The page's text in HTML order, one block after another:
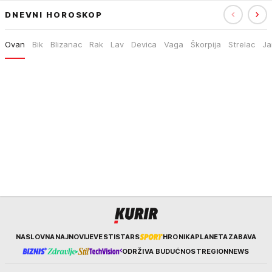
DNEVNI HOROSKOP
Ovan Bik Blizanac Rak Lav Devica Vaga Škorpija Strelac
KurirNASLOVNANAJNOVIJEVESTISTARS HRONIKAPLANETAZABAVA
ODRŽIVA BUDUĆNOSTREGIONNEWS